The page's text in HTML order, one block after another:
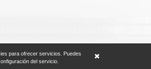
para ofrecer servicios. Puedes
del servicio.